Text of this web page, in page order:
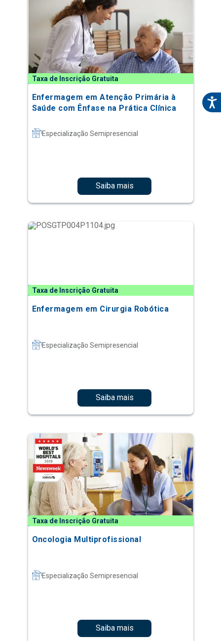
Taxa de Inscrição Gratuita
Enfermagem em Atenção Primária à
Saúde com Ênfase na Prática Clínica
Especialização Semipresencial
Saiba mais
Taxa de Inscrição Gratuita
Enfermagem em Cirurgia Robótica
Especialização Semipresencial
Saiba mais
Taxa de Inscrição Gratuita
Oncologia Multiprofissional
Especialização Semipresencial
Saiba mais